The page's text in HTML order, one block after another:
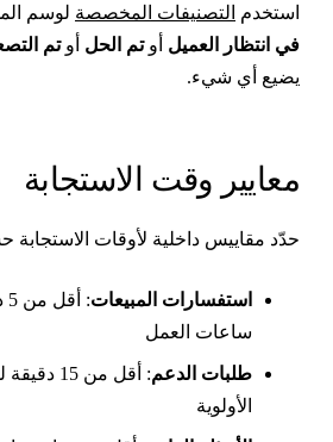
التصنيفات المخصصةلوسم
انتظار العميلأوتم الحل أوتم التصعيد.
أي شيء.
وقت الاستجابة
مقاييس داخلية لأوقات الاستجابة حسب
استفسارات المبيعات
: أقل من
ساعات العمل
طلبات الدعم
: أقل من 15 دقيقة
الأولوية